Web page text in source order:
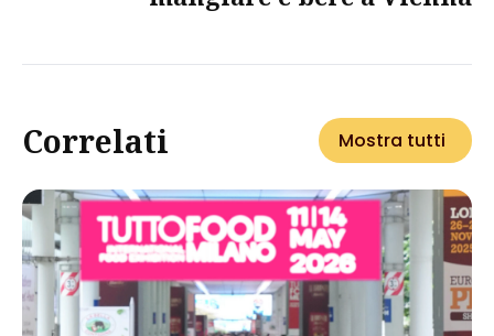
Correlati Mostra tutti